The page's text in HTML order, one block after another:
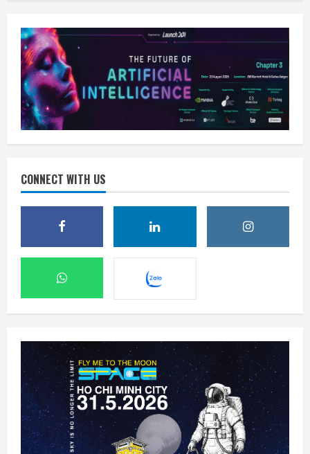
CONNECT WITH US
Mỹ tính áp giá sàn, thuế polysilicon nhằm
kiềm chế Trung Quốc
6 Tháng 8 2026, 19:44